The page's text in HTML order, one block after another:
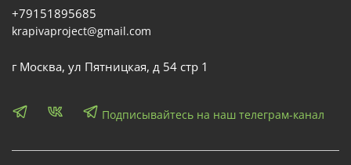
+79151895685
krapivaproject@gmail.com
г Москва, ул Пятницкая, д 54 стр 1
Подписывайтесь на наш телеграм-канал